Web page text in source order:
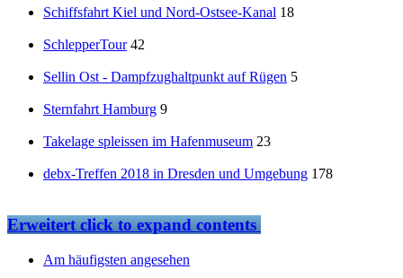
Schiffsfahrt Kiel und Nord-Ostsee-Kanal 18
SchlepperTour 42
Sellin Ost - Dampfzughaltpunkt auf Rügen 5
Sternfahrt Hamburg 9
Takelage spleissen im Hafenmuseum 23
debx-Treffen 2018 in Dresden und Umgebung 178
Erweitertclick to expand contents
Am häufigsten angesehen